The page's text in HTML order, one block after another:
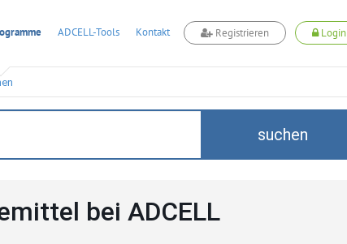
ADCELL-Tools Kontakt Registrieren Login
suchen
bei ADCELL